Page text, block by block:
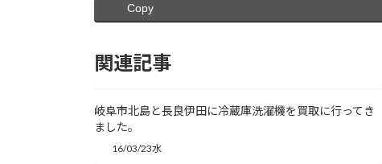
Copy
関連記事
岐阜市北島と長良伊田に冷蔵庫洗濯機を買取に行ってき
ました。
16/03/23水